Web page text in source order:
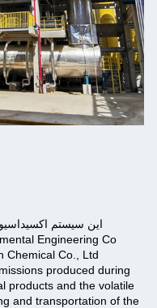
produced during
products and the volatile
and transportation of the